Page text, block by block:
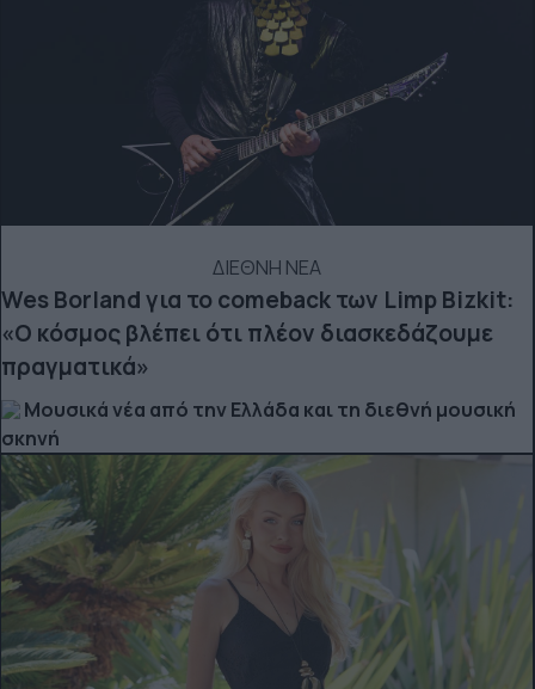
ΔΙΕΘΝΗ ΝΕΑ
Wes Borland για το comeback των Limp Bizkit:
«Ο κόσμος βλέπει ότι πλέον διασκεδάζουμε
πραγματικά»
Μουσικά νέα από την Ελλάδα και τη διεθνή μουσική
σκηνή